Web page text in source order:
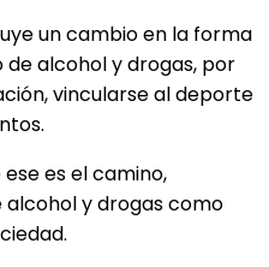
un cambio en la forma
alcohol y drogas, por
vincularse al deporte
es el camino,
alcohol y drogas como